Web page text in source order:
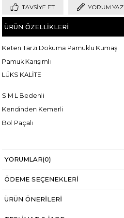
TAVSIYE ET YORUM YAZ
ÜRÜN ÖZELLIKLERI
Keten Tarzı Dokuma Pamuklu Kumaş
Pamuk Karışımlı
LÜKS KALİTE
S M L Bedenli
Kendinden Kemerli
Bol Paçalı
Manken ölçüleri ise;
Mankenimiz S beden giymiştir
Göğüs 83 cm
Bel 66 cm
Baldır 54 cm
YORUMLAR(0)
ÖDEME SEÇENEKLERI
ÜRÜN ÖNERILERI